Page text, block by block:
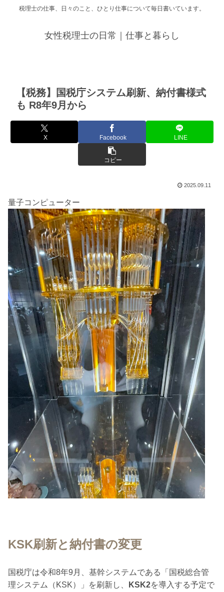
税理士の仕事、日々のこと、ひとり仕事について毎日書いています。
女性税理士の日常｜仕事と暮らし
【税務】国税庁システム刷新、納付書様式
も R8年9月から
X Facebook LINE
コピー
2025.09.11
量子コンピューター
KSK刷新と納付書の変更
国税庁は令和8年9月、基幹システムである「国税総合管
理システム（KSK）」を刷新し、
KSK2を導入する予定で